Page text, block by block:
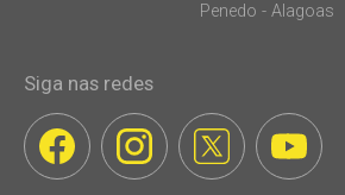
Penedo - Alagoas
Siga nas redes